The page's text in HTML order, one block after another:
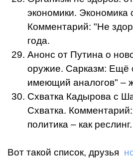
экономики. Экономика
Комментарий: "Не
года.
Анонс от Путина о
оружие. Сарказм: Ещё
имеющий аналогов" –
Схватка Кадырова с
Схватка.
политика – как реслинг.
Вот такой список, друзья